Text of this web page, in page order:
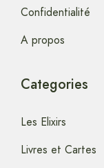
Confidentialité
A propos
Categories
Les Elixirs
Livres et Cartes